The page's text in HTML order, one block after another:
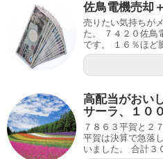
佐鳥電機売却
売りたい気持ちが
た。 ７４２０佐鳥
です。 １６％ほど
高配当がおい
サーラ、１０
７８６３平賀と２
平賀は決算で急落
いました。 合計３